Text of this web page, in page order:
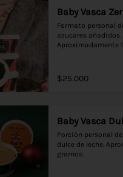
Baby Vasca
Formato personal
azucares añadidos.
Aproximadamente
$25.000
Baby Vasca
Porción personal
dulce de leche.
gramos.